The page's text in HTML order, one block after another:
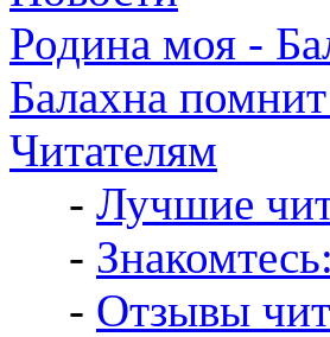
Родина моя -
Балахна
Читателям
- Лучшие
-
- Отзывы